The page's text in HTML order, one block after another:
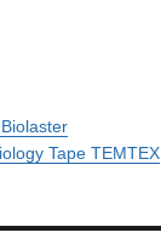
Tape TEMTEX